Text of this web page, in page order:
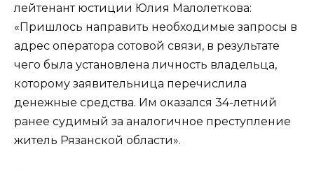
лейтенант юстиции Юлия Малолеткова:
«Пришлось направить необходимые запросы в
адрес оператора сотовой связи, в результате
чего была установлена личность владельца,
которому заявительница перечислила
денежные средства. Им оказался 34-летний
ранее судимый за аналогичное преступление
житель Рязанской области».